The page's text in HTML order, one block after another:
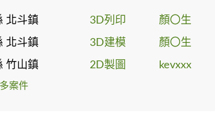
北斗鎮 3D列印 顏〇生
北斗鎮 3D建模 顏〇生
竹山鎮 2D製圖 kevxxx
案件